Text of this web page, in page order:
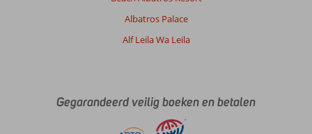
Albatros Palace
Alf Leila Wa Leila
Gegarandeerd veilig boeken en betalen